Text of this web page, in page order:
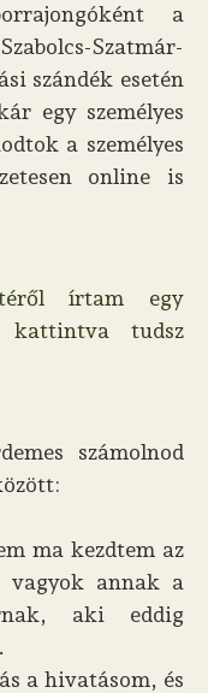
a
Szatmár-
szándék esetén
egy személyes
a személyes
online is
írtam egy
kattintva tudsz
számolnod
ma kezdtem az
vagyok annak a
aki eddig
a hivatásom, és